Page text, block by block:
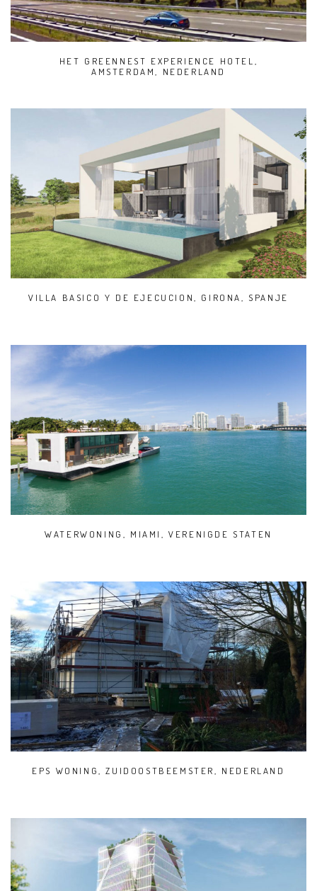
HET GREENNEST EXPERIENCE HOTEL,
AMSTERDAM, NEDERLAND
VILLA BASICO Y DE EJECUCION, GIRONA, SPANJE
WATERWONING, MIAMI, VERENIGDE STATEN
EPS WONING, ZUIDOOSTBEEMSTER, NEDERLAND